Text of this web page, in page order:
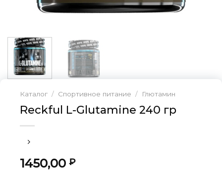
Каталог / Спортивное питание / Глютамин
Reckful L-Glutamine 240 гр
1450,00 ₽